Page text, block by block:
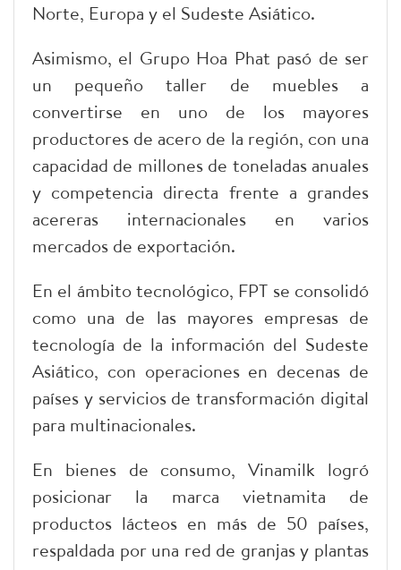
Norte, Europa y el Sudeste Asiático.
Asimismo, el Grupo Hoa Phat pasó de ser
un pequeño taller de muebles a
convertirse en uno de los mayores
productores de acero de la región, con una
capacidad de millones de toneladas anuales
y competencia directa frente a grandes
acereras internacionales en varios
mercados de exportación.
En el ámbito tecnológico, FPT se consolidó
como una de las mayores empresas de
tecnología de la información del Sudeste
Asiático, con operaciones en decenas de
países y servicios de transformación digital
para multinacionales.
En bienes de consumo, Vinamilk logró
posicionar la marca vietnamita de
productos lácteos en más de 50 países,
respaldada por una red de granjas y plantas